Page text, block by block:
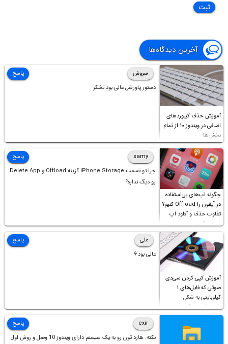
آخرین دیدگاه‌ها
آموزش حذف کیبوردهای
اضافی در ویندوز ۱۰ از تمام
بخش‌ها
سروش
دستور پاورشل عالی بود تشکر
پاسخ
چگونه اپ‌های بی‌استفاده
در آیفون را Offload کنیم؟
تفاوت حذف و آفلود اپ
چیست؟
samy
چرا تو قسمت iPhone Storage گزینه Offload و Delete App
رو دیگ نداره؟
پاسخ
آموزش کپی کردن سی‌دی
صوتی که فایل‌های ۱
کیلوبایتی به شکل
شورت‌کات در آن موجود
است!
علی
عالی بود⚘
پاسخ
exir
نکته: هارد تون رو به یک سیستم دارای ویندوز 10 وصل و روش اول
پاسخ